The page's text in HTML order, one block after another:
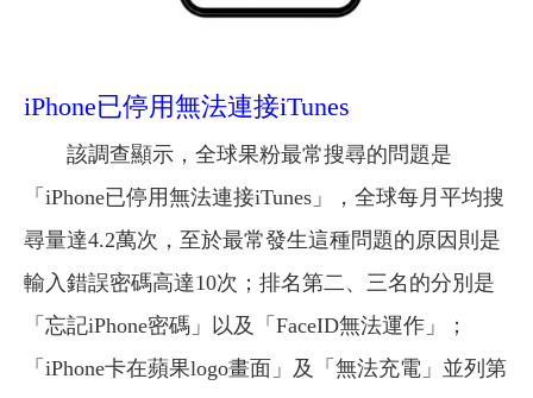
iPhone已停用無法連接iTunes
該調查顯示，全球果粉最常搜尋的問題是
「iPhone已停用無法連接iTunes」，全球每月平均搜
尋量達4.2萬次，至於最常發生這種問題的原因則是
輸入錯誤密碼高達10次；排名第二、三名的分別是
「忘記iPhone密碼」以及「FaceID無法運作」；
「iPhone卡在蘋果logo畫面」及「無法充電」並列第